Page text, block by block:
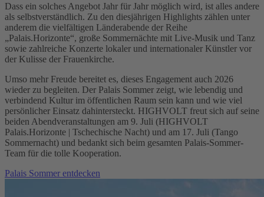
Dass ein solches Angebot Jahr für Jahr möglich wird, ist alles andere
als selbstverständlich. Zu den diesjährigen Highlights zählen unter
anderem die vielfältigen Länderabende der Reihe
„Palais.Horizonte“, große Sommernächte mit Live-Musik und Tanz
sowie zahlreiche Konzerte lokaler und internationaler Künstler vor
der Kulisse der Frauenkirche.
Umso mehr Freude bereitet es, dieses Engagement auch 2026
wieder zu begleiten. Der Palais Sommer zeigt, wie lebendig und
verbindend Kultur im öffentlichen Raum sein kann und wie viel
persönlicher Einsatz dahintersteckt. HIGHVOLT freut sich auf seine
beiden Abendveranstaltungen am 9. Juli (HIGHVOLT
Palais.Horizonte | Tschechische Nacht) und am 17. Juli (Tango
Sommernacht) und bedankt sich beim gesamten Palais-Sommer-
Team für die tolle Kooperation.
Palais Sommer entdecken